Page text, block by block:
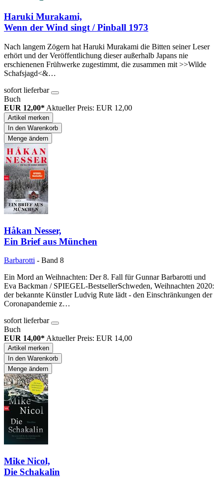
Haruki Murakami,
Wenn der Wind singt / Pinball 1973
Nach langem Zögern hat Haruki Murakami die Bitten seiner Leser
erhört und der Veröffentlichung dieser außerhalb Japans nie
erschienenen Frühwerke zugestimmt, die zusammen mit >>Wilde
Schafsjagd<&…
sofort lieferbar
Buch
EUR 12,00* Aktueller Preis: EUR 12,00
Artikel merken
In den Warenkorb
Menge ändern
Håkan Nesser,
Ein Brief aus München
Barbarotti - Band 8
Ein Mord an Weihnachten: Der 8. Fall für Gunnar Barbarotti und
Eva Backman / SPIEGEL-BestsellerSchweden, Weihnachten 2020:
der bekannte Künstler Ludvig Rute lädt - den Einschränkungen der
Coronapandemie z…
sofort lieferbar
Buch
EUR 14,00* Aktueller Preis: EUR 14,00
Artikel merken
In den Warenkorb
Menge ändern
Mike Nicol,
Die Schakalin